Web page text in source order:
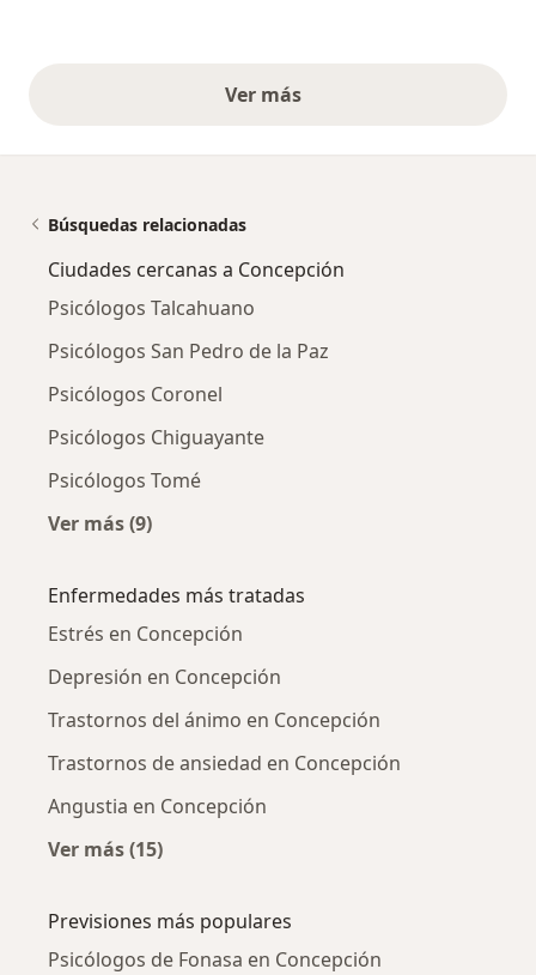
Ver másopiniones anteriores
Búsquedas relacionadas
Ciudades cercanas a Concepción
Psicólogos Talcahuano
Psicólogos San Pedro de la Paz
Psicólogos Coronel
Psicólogos Chiguayante
Psicólogos Tomé
Ver más (9)
Enfermedades más tratadas
Estrés en Concepción
Depresión en Concepción
Trastornos del ánimo en Concepción
Trastornos de ansiedad en Concepción
Angustia en Concepción
Ver más (15)
Previsiones más populares
Psicólogos de Fonasa en Concepción